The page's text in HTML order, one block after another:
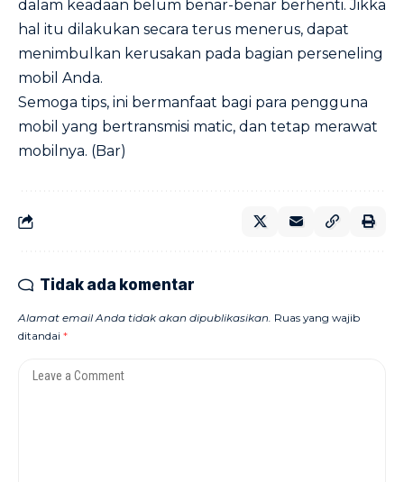
dalam keadaan belum benar-benar berhenti. Jikka
hal itu dilakukan secara terus menerus, dapat
menimbulkan kerusakan pada bagian perseneling
mobil Anda.
Semoga tips, ini bermanfaat bagi para pengguna
mobil yang bertransmisi matic, dan tetap merawat
mobilnya. (Bar)
Tidak ada komentar
Alamat email Anda tidak akan dipublikasikan. Ruas yang wajib
ditandai *